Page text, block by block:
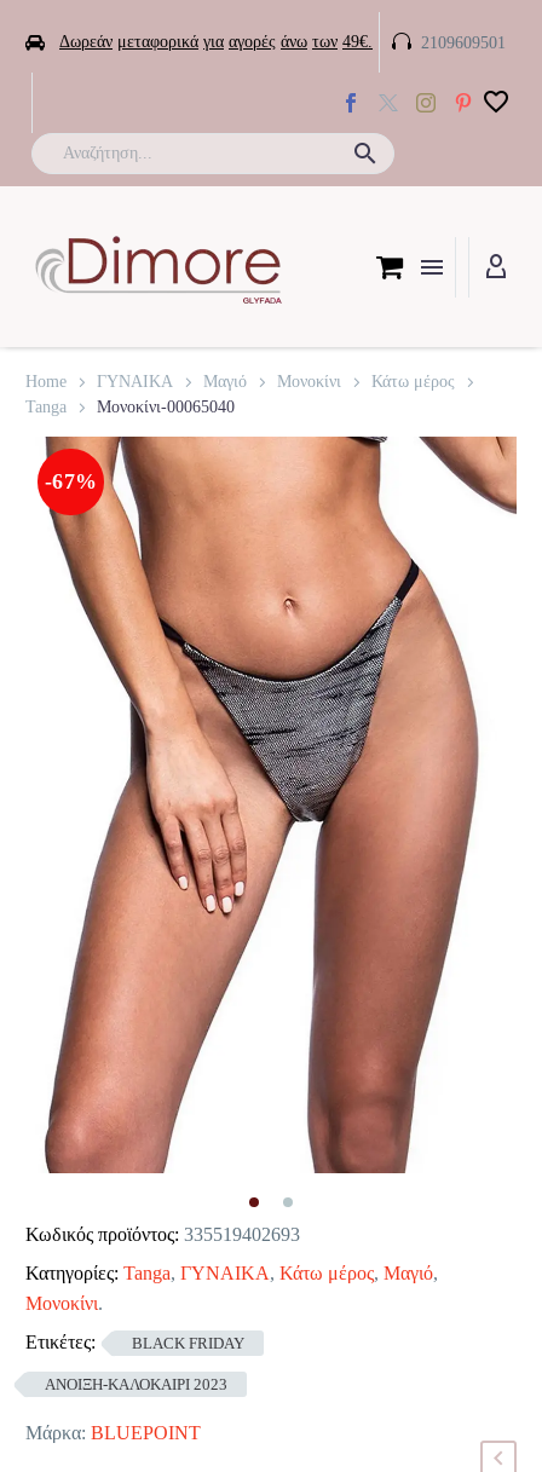
 Δωρεάν μεταφορικά για αγορές άνω των 49€. 
 2109609501
Home ΓΥΝΑΙΚΑ Μαγιό Μονοκίνι
Κάτω μέρος
Tanga
Μονοκίνι-00065040
-67%
Κωδικός προϊόντος: 335519402693
Κατηγορίες: Tanga, ΓΥΝΑΙΚΑ, Κάτω μέρος, Μαγιό,
Μονοκίνι.
Ετικέτες:
BLACK FRIDAY
ΑΝΟΙΞΗ-ΚΑΛΟΚΑΙΡΙ 2023
Μάρκα: BLUEPOINT